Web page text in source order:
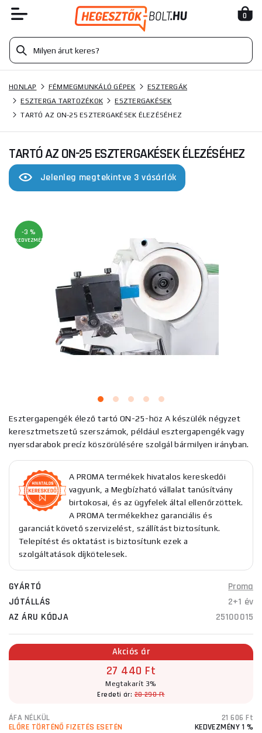
0
HONLAP FÉMMEGMUNKÁLÓ GÉPEK
ESZTERGÁK
ESZTERGA TARTOZÉKOK
ESZTERGAKÉSEK
TARTÓ AZ ON-25 ESZTERGAKÉSEK ÉLEZÉSÉHEZ
TARTÓ AZ ON-25 ESZTERGAKÉSEK ÉLEZÉSÉHEZ
Jelenleg megtekintve 3 vásárlók
-3 %
KEDVEZMÉNY
Esztergapengék élező tartó ON-25-höz A készülék négyzet
keresztmetszetű szerszámok, például esztergapengék vagy
nyersdarabok precíz köszörülésére szolgál bármilyen irányban.
A PROMA termékek hivatalos kereskedői
vagyunk, a Megbízható vállalat tanúsítvány
birtokosai, és az ügyfelek által ellenőrzöttek.
A PROMA termékekhez garanciális és
garanciát követő szervizelést, szállítást biztosítunk.
Telepítést és oktatást is biztosítunk ezek a
szolgáltatások díjkötelesek.
GYÁRTÓ
Proma
JÓTÁLLÁS
2+1 év
AZ ÁRU KÓDJA
25100015
Akciós ár
27 440 Ft
Megtakarít 3%
Eredeti ár:28 290 Ft
ÁFA NÉLKÜL
21 606 Ft
ELŐRE TÖRTÉNŐ FIZETÉS ESETÉN
KEDVEZMÉNY 1 %